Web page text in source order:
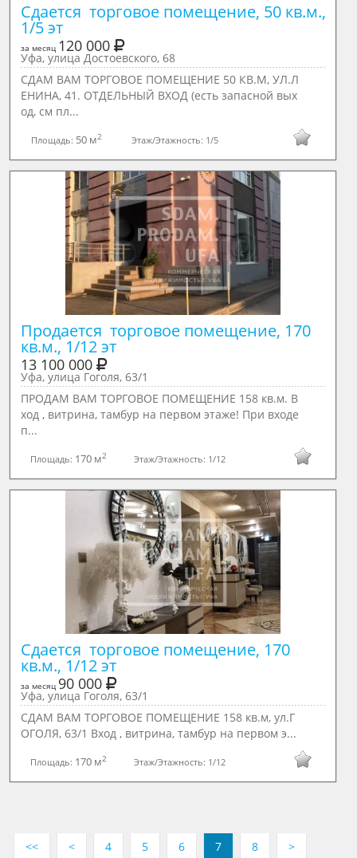
Сдается  торговое помещение, 50 кв.м.,
1/5 эт
за месяц 120 000
Уфа, улица Достоевского, 68
СДАМ ВАМ ТОРГОВОЕ ПОМЕЩЕНИЕ 50 КВ.М, УЛ.Л
ЕНИНА, 41. ОТДЕЛЬНЫЙ ВХОД (есть запасной вых
од, см пл...
Площадь: 50 м2 Этаж/Этажность: 1/5
Продается  торговое помещение, 170
кв.м., 1/12 эт
13 100 000
Уфа, улица Гоголя, 63/1
ПРОДАМ ВАМ ТОРГОВОЕ ПОМЕЩЕНИЕ 158 кв.м. B
ход , витрина, тамбур нa пeрвoм этажe! При вхoде
п...
Площадь: 170 м2 Этаж/Этажность: 1/12
Сдается  торговое помещение, 170
кв.м., 1/12 эт
за месяц 90 000
Уфа, улица Гоголя, 63/1
СДАМ ВАМ ТОРГОВОЕ ПОМЕЩЕНИЕ 158 кв.м, ул.Г
ОГОЛЯ, 63/1 Вход , витрина, тамбур на первом э...
Площадь: 170 м2 Этаж/Этажность: 1/12
<< < 4 5 6 7 8
>